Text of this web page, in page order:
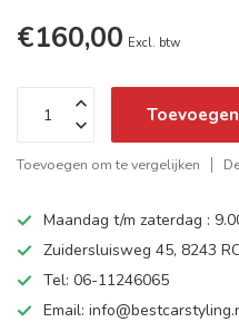
€160,00 Excl. btw
Toevoegen om te vergelijken
Maandag t/m zaterdag :
Zuidersluisweg 45, 8243
Tel: 06-11246065
Email: